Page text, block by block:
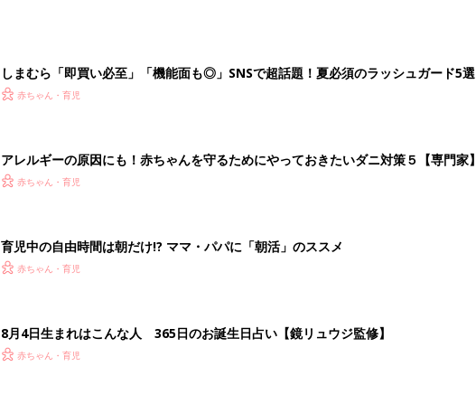
しまむら「即買い必至」「機能面も◎」SNSで超話題！夏必須のラッシュガード5選
赤ちゃん・育児
アレルギーの原因にも！赤ちゃんを守るためにやっておきたいダニ対策５【専門家】
赤ちゃん・育児
育児中の自由時間は朝だけ!? ママ・パパに「朝活」のススメ
赤ちゃん・育児
8月4日生まれはこんな人 365日のお誕生日占い【鏡リュウジ監修】
赤ちゃん・育児